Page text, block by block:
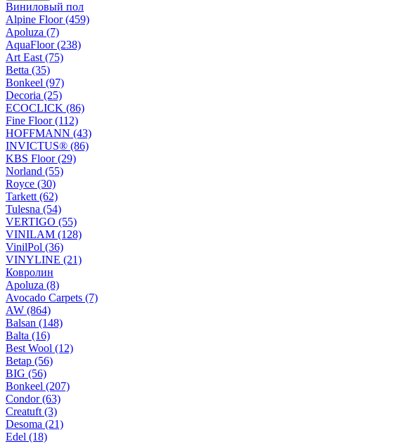
Виниловый пол
Alpine Floor (459)
Apoluza (7)
AquaFloor (238)
Art East (75)
Betta (35)
Bonkeel (97)
Decoria (25)
ECOCLICK (86)
Fine Floor (112)
HOFFMANN (43)
INVICTUS® (86)
KBS Floor (29)
Norland (55)
Royce (30)
Tarkett (62)
Tulesna (54)
VERTIGO (55)
VINILAM (128)
VinilPol (36)
VINYLINE (21)
Ковролин
Apoluza (8)
Avocado Carpets (7)
AW (864)
Balsan (148)
Balta (16)
Best Wool (12)
Betap (56)
BIG (56)
Bonkeel (207)
Condor (63)
Creatuft (3)
Desoma (21)
Edel (18)